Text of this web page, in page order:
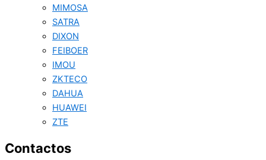
MIMOSA
SATRA
DIXON
FEIBOER
IMOU
ZKTECO
DAHUA
HUAWEI
ZTE
Contactos